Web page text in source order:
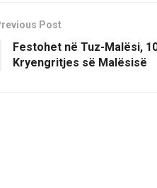
Post
Festohet në Tuz-Malësi,
Kryengritjes së Malësisë